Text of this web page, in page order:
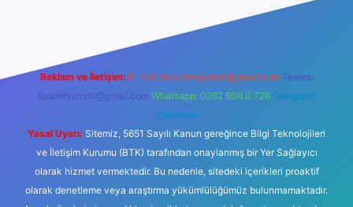
Reklam ve İletişim: E-mail: backlinkpaneli@gmail.com Teams:
forumhizmeti@gmail.com Whatsapp: 0262 606 0 726 Telegram:
@karabul
Yasal Uyarı: Sitemiz, 5651 Sayılı Kanun gereğince Bilgi Teknolojileri
ve İletişim Kurumu (BTK) tarafından onaylanmış bir Yer Sağlayıcı
olarak hizmet vermektedir. Bu nedenle, sitedeki içerikleri proaktif
olarak denetleme veya araştırma yükümlülüğümüz bulunmamaktadır.